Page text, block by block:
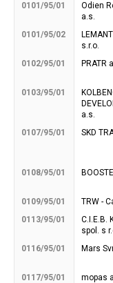
0101/95/01
Odien
a.s.
0101/95/02
s.r.o.
0102/95/01 PRATR
0103/95/01
a.s.
0107/95/01 SKD
0108/95/01
0109/95/01 TRW -
0113/95/01
C.I.E.B.
spol. s
0116/95/01 Mars
0117/95/01 mopas